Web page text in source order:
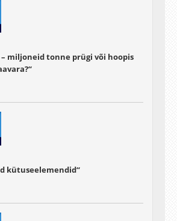
miljoneid tonne prügi või hoopis
kütuseelemendid“